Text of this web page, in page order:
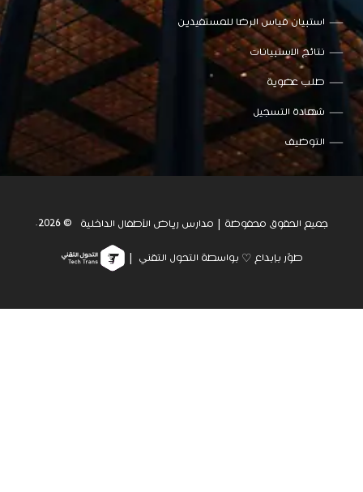
استبيان قياس الرضا للمستفيدين
نتائج الاستبيانات
طلب عضوية
شهادة التسجيل
التوظيف
جميع الحقوق محفوظة | مدارس رياض الأطفال الداخلية © 2026.
طوّر بإبداع ♡ بواسطة التحول التقني |